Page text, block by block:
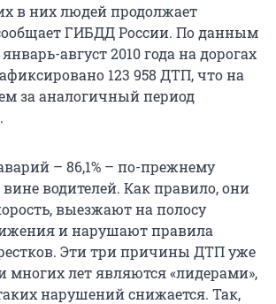
в них людей продолжает
ГИБДД России. По данным
август 2010 года на дорогах
123 958 ДТП, что на
за аналогичный период
– 86,1% – по-прежнему
водителей. Как правило, они
выезжают на полосу
и нарушают правила
Эти три причины ДТП уже
многих лет являются «лидерами»,
нарушений снижается. Так,